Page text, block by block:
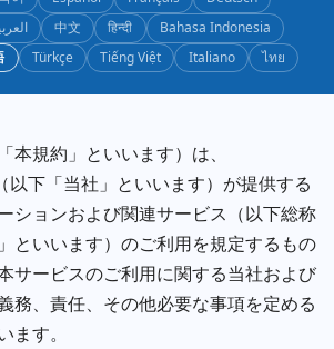
中文 हिन्दी
Bahasa Indonesia
Türkçe Tiếng Việt Italiano ไทย
本規約」といいます）は、
以下「当社」といいます）が提供する
ションおよび関連サービス（以下総称
といいます）のご利用を規定するもの
サービスのご利用に関する当社および
務、責任、その他必要な事項を定める
ます。